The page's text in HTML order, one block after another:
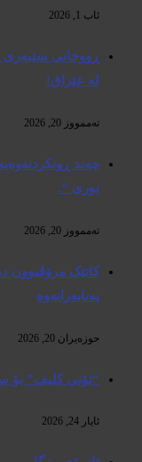
ئاب 1, 2026
ڕووخانی
لە عێراق!
تەممووز 20, 2026
چەند
نوری “.
تەممووز 20, 2026
کاتێک مرۆڤبوون
پەنابەرانەوە
حوزه‌یران 20, 2026
“تۆنی کلیف” بۆ
ئایار 24, 2026